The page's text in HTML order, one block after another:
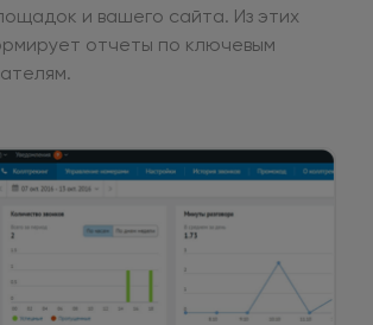
и вашего сайта. Из этих
отчеты по ключевым